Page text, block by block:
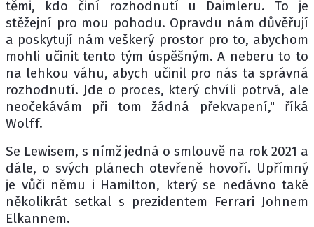
těmi, kdo činí rozhodnutí u Daimleru. To je
stěžejní pro mou pohodu. Opravdu nám důvěřují
a poskytují nám veškerý prostor pro to, abychom
mohli učinit tento tým úspěšným. A neberu to to
na lehkou váhu, abych učinil pro nás ta správná
rozhodnutí. Jde o proces, který chvíli potrvá, ale
neočekávám při tom žádná překvapení," říká
Wolff.
Se Lewisem, s nímž jedná o smlouvě na rok 2021 a
dále, o svých plánech otevřeně hovoří. Upřímný
je vůči němu i Hamilton, který se nedávno také
několikrát setkal s prezidentem Ferrari Johnem
Elkannem.